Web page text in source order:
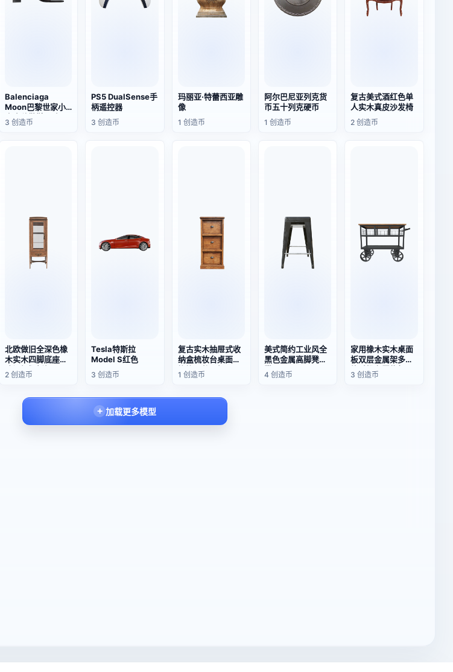
Balenciaga
Moon巴黎世家小
牛皮穆勒鞋 黑色
3 创造币
PS5 DualSense手
柄遥控器
3 创造币
玛丽亚·特蕾西亚雕
像
1 创造币
阿尔巴尼亚列克货
币五十列克硬币
1 创造币
复古美式酒红色单
人实木真皮沙发椅
2 创造币
北欧做旧全深色橡
木实木四脚底座玻
璃门柜搁板柜展示
柜抽屉柜-深色橡木
2 创造币
Tesla特斯拉
Model S红色
3 创造币
复古实木抽屉式收
纳盒梳妆台桌面首
饰饰品整理柜子
1 创造币
美式简约工业风全
黑色金属高脚凳方
4 创造币
家用橡木实木桌面
板双层金属架多功
能手推车置物架
3 创造币
加载更多模型